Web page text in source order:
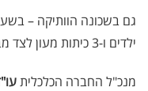
ילדים ו-3 כיתות מעון לצד מבנה בית הכנסת לטובת התושבים.
מנכ"ל החברה הכלכלית